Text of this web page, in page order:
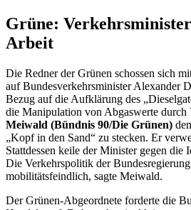
Grüne:
Arbeit
Die Redner der Grünen schossen sich
auf Bundesverkehrsminister Alexander
Bezug auf die Aufklärung des
die Manipulation von Abgaswerte
Meiwald (Bündnis 90/Die Grünen)
„Kopf in den Sand“ zu stecken. Er
Stattdessen keile der Minister gegen die
Die Verkehrspolitik der
mobilitätsfeindlich, sagte Meiwald.
Der Grünen-Abgeordnete forderte die